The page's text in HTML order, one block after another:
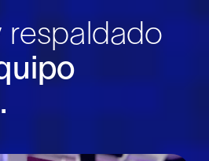
respaldado